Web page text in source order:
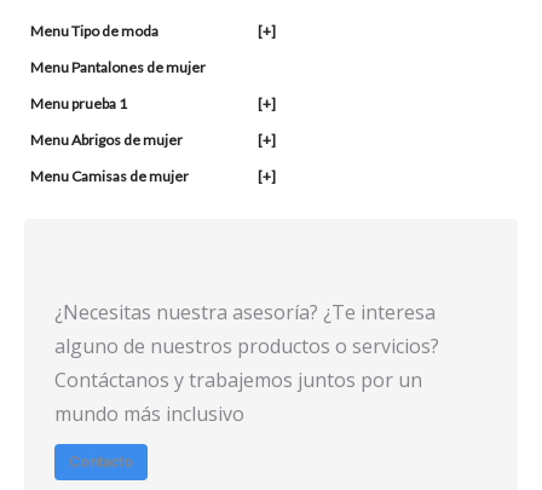
Menu Tipo de moda
[+]
Menu Pantalones de mujer
Menu prueba 1
[+]
Menu Abrigos de mujer
[+]
Menu Camisas de mujer
[+]
¿Necesitas nuestra asesoría? ¿Te interesa
alguno de nuestros productos o servicios?
Contáctanos y trabajemos juntos por un
mundo más inclusivo
Contacto